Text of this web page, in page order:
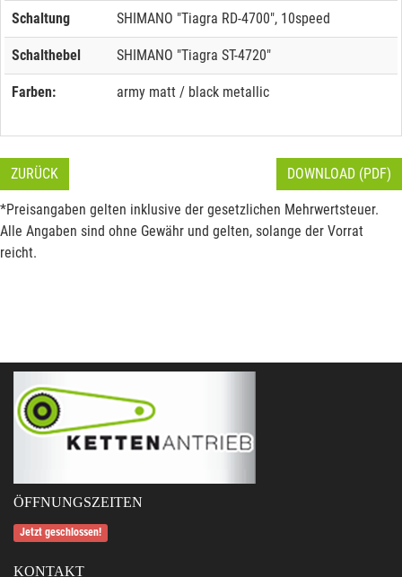
Schaltung SHIMANO "Tiagra RD-4700", 10speed
Schalthebel SHIMANO "Tiagra ST-4720"
Farben: army matt / black metallic
ZURÜCK DOWNLOAD (PDF)
*Preisangaben gelten inklusive der gesetzlichen Mehrwertsteuer.
Alle Angaben sind ohne Gewähr und gelten, solange der Vorrat
reicht.
ÖFFNUNGSZEITEN
Jetzt geschlossen!
KONTAKT